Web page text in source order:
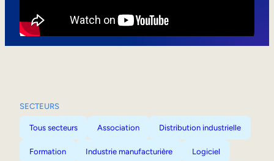
SECTEURS
Tous secteurs Association Distribution industrielle
Formation Industrie manufacturière Logiciel